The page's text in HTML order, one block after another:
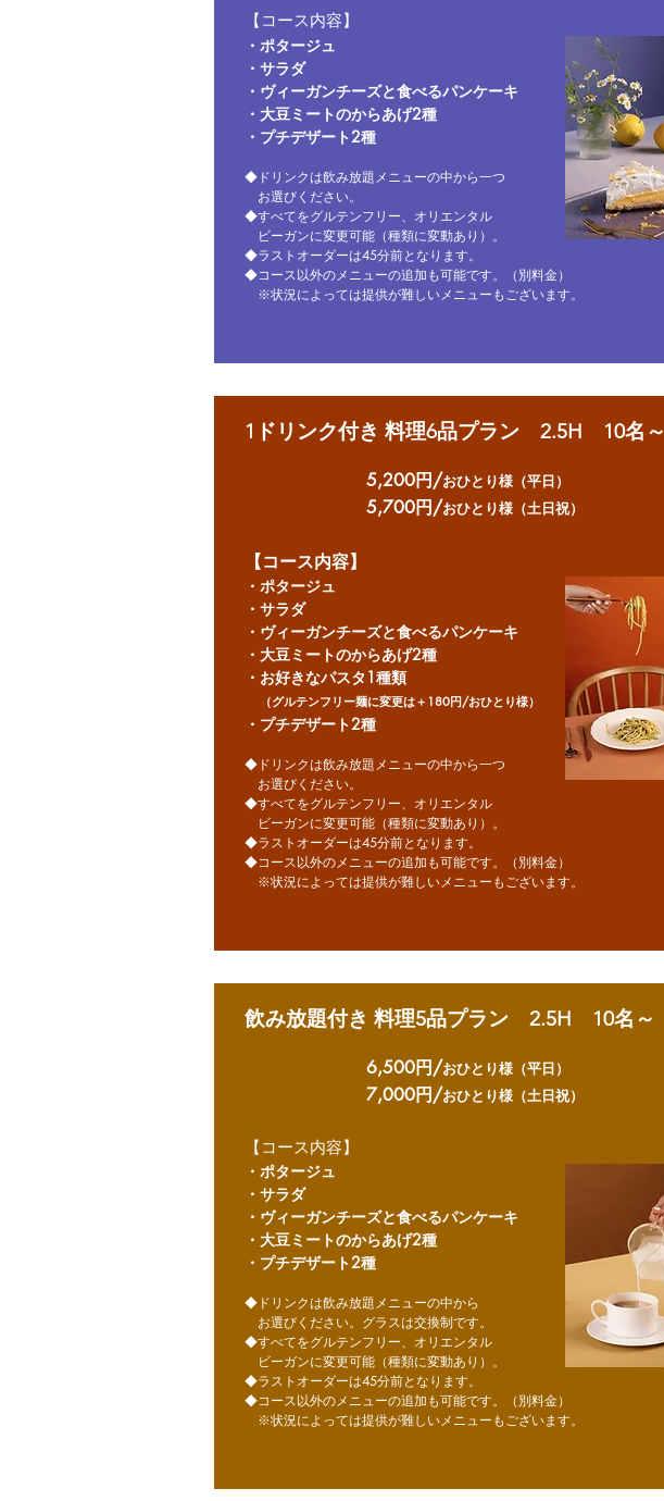
【コース内容】
・ポタージュ
・サラダ
・ヴィーガンチーズと食べるパンケーキ
・大豆ミートのからあげ2種
​・プチデザート2種
◆ドリンクは飲み放題メニューの中から一つ
お選びください。
◆すべてをグルテンフリー、オリエンタル
ビーガンに変更可能（種類に変動あり）。
◆ラストオーダーは45分前となります。
◆コース以外のメニューの追加も可能です。（別料金）
※状況によっては提供が難しいメニューもございます。
1ドリンク付き 料理6品プラン 2.5H 10名～
5,200円/おひとり様（平日）
5,700円/おひとり様（土日祝）
【コース内容】
・ポタージュ
・サラダ
・ヴィーガンチーズと食べるパンケーキ
・大豆ミートのからあげ2種
・お好きなパスタ1種類
（グルテンフリー麺に変更は＋180円/おひとり様）
​・プチデザート2種
◆ドリンクは飲み放題メニューの中から一つ
お選びください。
◆すべてをグルテンフリー、オリエンタル
ビーガンに変更可能（種類に変動あり）。
◆ラストオーダーは45分前となります。
◆コース以外のメニューの追加も可能です。（別料金）
​ ※状況によっては提供が難しいメニューもございます。
飲み放題付き 料理5品プラン 2.5H 10名～
6,500円/おひとり様（平日）
7,000円/おひとり様（土日祝）
【コース内容】
・ポタージュ
・サラダ
・ヴィーガンチーズと食べるパンケーキ
・大豆ミートのからあげ2種
​・プチデザート2種
◆ドリンクは飲み放題メニューの中から
お選びください。グラスは交換制です。
◆すべてをグルテンフリー、オリエンタル
ビーガンに変更可能（種類に変動あり）。
◆ラストオーダーは45分前となります。
◆コース以外のメニューの追加も可能です。（別料金）
​ ※状況によっては提供が難しいメニューもございます。